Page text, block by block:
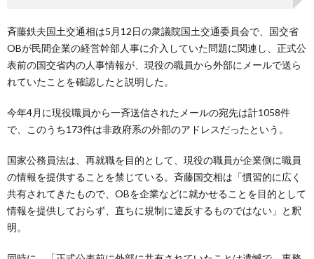
斉藤鉄夫国土交通相は5月12日の衆議院国土交通委員会で、国交省
OBが民間企業の経営幹部人事に介入していた問題に関連し、正式公
表前の国交省内の人事情報が、現役の職員から外部にメールで送ら
れていたことを確認したと説明した。
今年4月に現役職員から一斉送信されたメールの宛先は計1058件
で、このうち173件は非政府系の外部のアドレスだったという。
国家公務員法は、再就職を目的として、現役の職員が企業側に職員
の情報を提供することを禁じている。斉藤国交相は「慣習的に広く
共有されてきたもので、OBを企業などに就かせることを目的として
情報を提供しておらず、直ちに規制に違反するものではない」と釈
明。